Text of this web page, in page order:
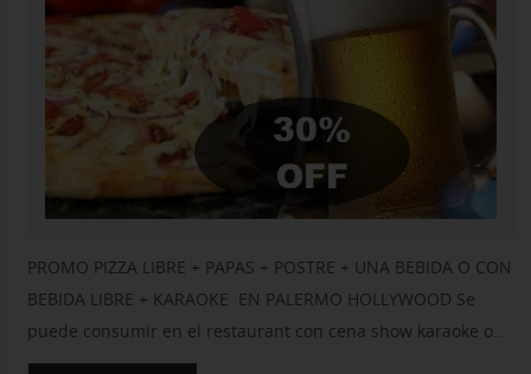
PROMO PIZZA LIBRE + PAPAS + POSTRE + UNA BEBIDA O CON
BEBIDA LIBRE + KARAOKE EN PALERMO HOLLYWOOD Se
puede consumir en el restaurant con cena show karaoke o…